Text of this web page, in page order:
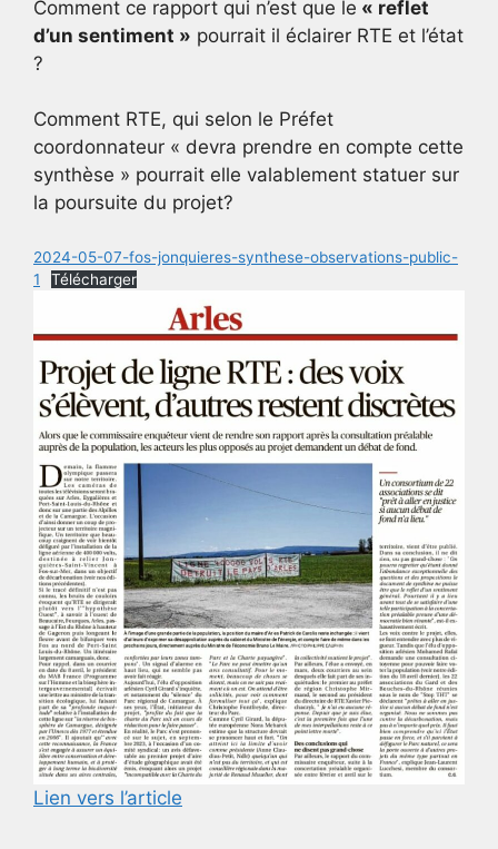
Comment ce rapport qui n’est que le « reflet
d’un sentiment » pourrait il éclairer RTE et l’état
?
Comment RTE, qui selon le Préfet
coordonnateur « devra prendre en compte cette
synthèse » pourrait elle valablement statuer sur
la poursuite du projet?
2024-05-07-fos-jonquieres-synthese-observations-public-
1
Télécharger
Lien vers l’article